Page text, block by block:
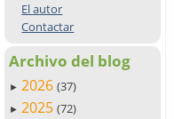
El autor
Contactar
Archivo del blog
► 2026 (37)
► 2025 (72)